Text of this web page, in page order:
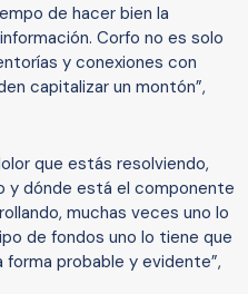
de hacer bien la
Corfo no es solo
y conexiones con
capitalizar un montón”,
que estás resolviendo,
y dónde está el componente
muchas veces uno lo
de fondos uno lo tiene que
forma probable y evidente”,